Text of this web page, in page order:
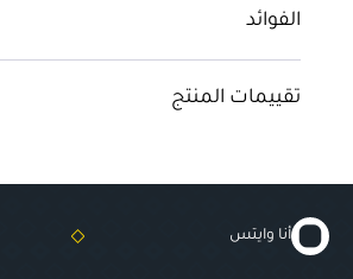
الفوائد
تقييمات المنتج
أنا وايتس